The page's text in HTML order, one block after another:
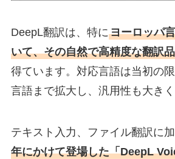
DeepL翻訳は、特にヨーロッパ
いて、その自然で高精度な翻訳
得ています。対応言語は当初の
言語まで拡大し、汎用性も大きく
テキスト入力、ファイル翻訳に加
年にかけて登場した「DeepL